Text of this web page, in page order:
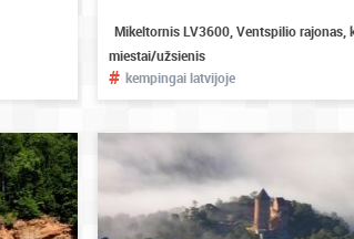
Mikeltornis LV3600, Ventspilio rajonas,
miestai/užsienis
# kempingai latvijoje